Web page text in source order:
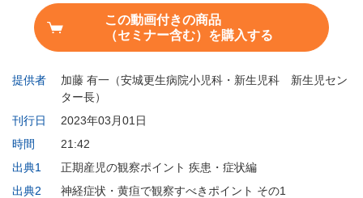
提供者
加藤 有一（安城更生病院小児科・新生児科 新生児セン
ター長）
刊行日
2023年03月01日
時間
21:42
出典1
正期産児の観察ポイント 疾患・症状編
出典2
神経症状・黄疸で観察すべきポイント その1
この動画付きの商品
（セミナー含む）を購入する